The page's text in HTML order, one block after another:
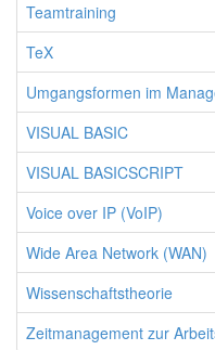
Teamtraining
TeX
Umgangsformen im
VISUAL BASIC
VISUAL BASICSCRIPT
Voice over IP (VoIP)
Wide Area Network (WAN)
Wissenschaftstheorie
Zeitmanagement zur